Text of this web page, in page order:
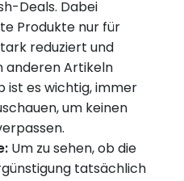
Deals. Dabei
Produkte nur für
reduziert und
anderen Artikeln
ist es wichtig, immer
um keinen
Um zu sehen, ob die
tatsächlich